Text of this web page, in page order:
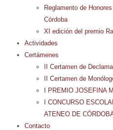
Reglamento de
Córdoba
XI edición del premio
Actividades
Certámenes
II Certamen de
II Certamen de
I PREMIO JOSEFINA
I CONCURSO
ATENEO DE
Contacto